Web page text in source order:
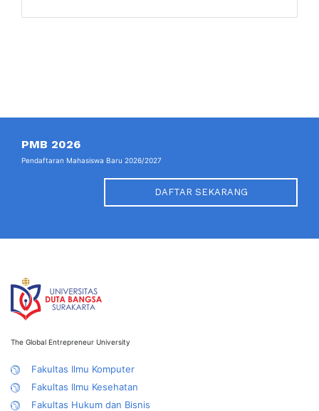
PMB 2026
Pendaftaran Mahasiswa Baru 2026/2027
DAFTAR SEKARANG
The Global Entrepreneur University
Fakultas Ilmu Komputer
Fakultas Ilmu Kesehatan
Fakultas Hukum dan Bisnis